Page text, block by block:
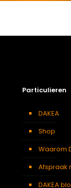
Particulieren
DAKEA
Shop
Waarom
Afspraak
DAKEA